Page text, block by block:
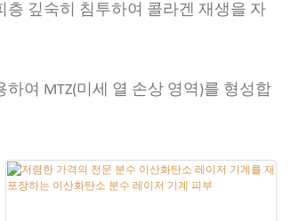
층 깊숙히 침투하여 콜라겐 재생을 자
여 MTZ(미세 열 손상 영역)를 형성합